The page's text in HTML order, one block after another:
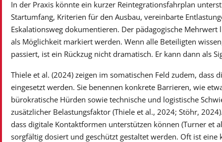
In der Praxis könnte ein kurzer Reintegrationsfahrplan
Startumfang, Kriterien für den Ausbau, vereinbarte
Eskalationsweg dokumentieren. Der pädagogische Mehrwert
als Möglichkeit markiert werden. Wenn alle Beteiligten
passiert, ist ein Rückzug nicht dramatisch. Er kann dann als
Thiele et al. (2024) zeigen im somatischen Feld zudem, dass
eingesetzt werden. Sie benennen konkrete Barrieren, wie
bürokratische Hürden sowie technische und logistische
zusätzlicher Belastungsfaktor (Thiele et al., 2024; Stöhr,
dass digitale Kontaktformen unterstützen können (Turner et
sorgfältig dosiert und geschützt gestaltet werden. Oft ist eine